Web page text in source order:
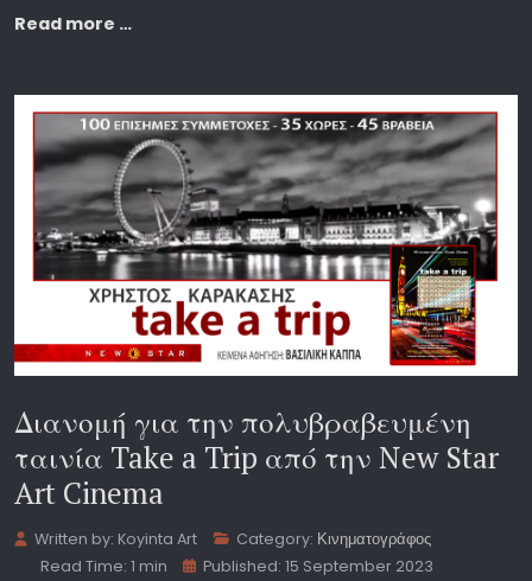
Read more …
Διανομή για την πολυβραβευμένη
ταινία Take a Trip από την New Star
Art Cinema
Written by: Koyinta Art Category: Κινηματογράφος
Read Time: 1 min
Published: 15 September 2023